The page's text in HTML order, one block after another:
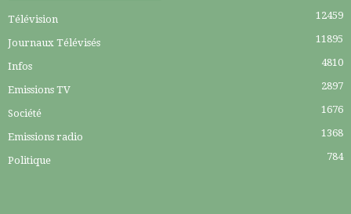
Télévision 12459
Journaux Télévisés 11895
Infos 4810
Emissions TV 2897
Société 1676
Emissions radio 1368
Politique 784